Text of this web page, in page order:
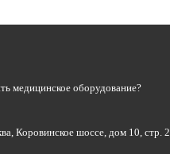
медицинское оборудование?
, Коровинское шоссе, дом 10, стр. 2